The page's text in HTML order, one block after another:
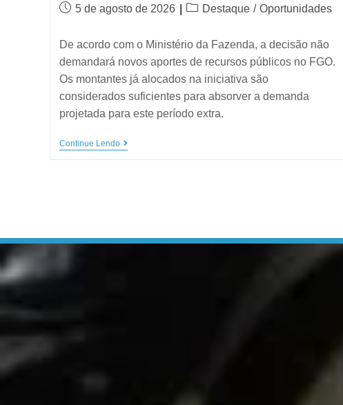
5 de agosto de 2026 Destaque / Oportunidades
De acordo com o Ministério da Fazenda, a decisão não
demandará novos aportes de recursos públicos no FGO.
Os montantes já alocados na iniciativa são
considerados suficientes para absorver a demanda
projetada para este período extra.
Continue Lendo